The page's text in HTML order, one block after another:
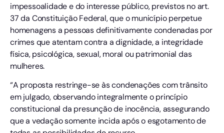
impessoalidade e do interesse público, previstos no art.
37 da Constituição Federal, que o município perpetue
homenagens a pessoas definitivamente condenadas por
crimes que atentam contra a dignidade, a integridade
física, psicológica, sexual, moral ou patrimonial das
mulheres.
“A proposta restringe-se às condenações com trânsito
em julgado, observando integralmente o princípio
constitucional da presunção de inocência, assegurando
que a vedação somente incida após o esgotamento de